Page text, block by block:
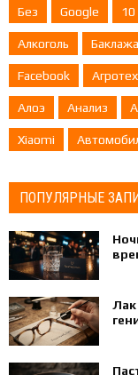
Без Google 10
Алкоголь
Facebook
Алоэ Анализ
Xiaomi
ПОПУЛЯРНЫЕ
Лак